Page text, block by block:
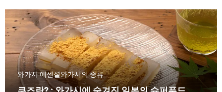
와가시 에센셜와가시의 종류